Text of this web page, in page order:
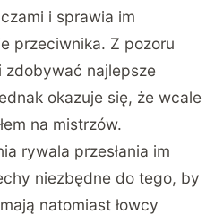
i sprawia im
przeciwnika. Z pozoru
zdobywać najlepsze
okazuje się, że wcale
na mistrzów.
rywala przesłania im
niezbędne do tego, by
natomiast łowcy